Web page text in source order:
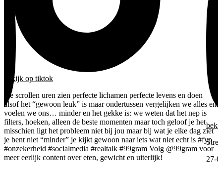
bekijk op tiktok
we scrollen uren zien perfecte lichamen perfecte levens en doen
alsof het “gewoon leuk” is maar ondertussen vergelijken we alles en
voelen we ons… minder en het gekke is: we weten dat het nep is
filters, hoeken, alleen de beste momenten maar toch geloof je het
misschien ligt het probleem niet bij jou maar bij wat je elke dag ziet
je bent niet “minder” je kijkt gewoon naar iets wat niet echt is #fyp
#onzekerheid #socialmedia #realtalk #99gram Volg @99gram voor
meer eerlijk content over eten, gewicht en uiterlijk!
27-